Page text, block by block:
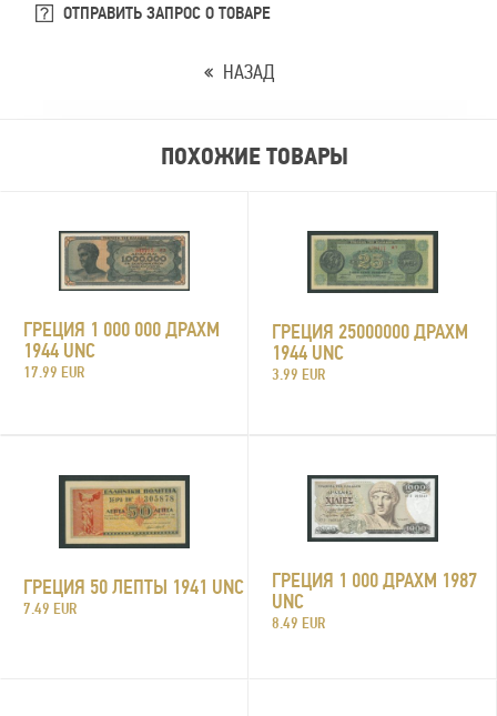
ОТПРАВИТЬ ЗАПРОС О ТОВАРЕ
НАЗАД
ПОХОЖИЕ ТОВАРЫ
ГРЕЦИЯ 1 000 000 ДРАХМ
1944 UNC
17.99 EUR
ГРЕЦИЯ 25000000 ДРАХМ
1944 UNC
3.99 EUR
ГРЕЦИЯ 50 ЛЕПТЫ 1941 UNC
7.49 EUR
ГРЕЦИЯ 1 000 ДРАХМ 1987
UNC
8.49 EUR